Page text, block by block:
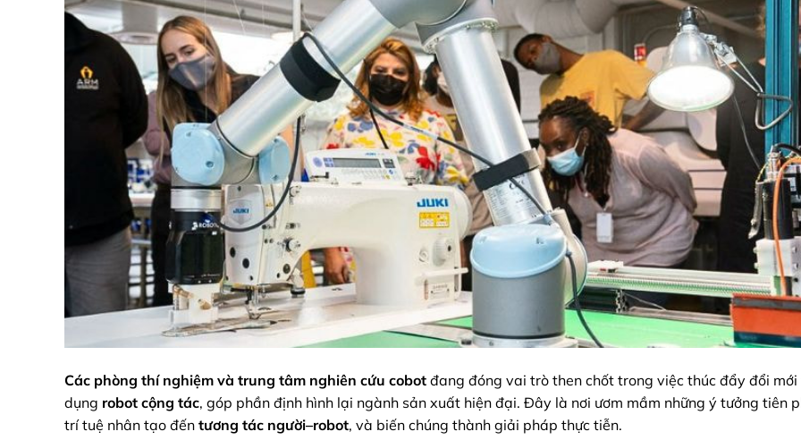
Các phòng thí nghiệm và trung tâm nghiên cứu cobot đang đóng vai trò then chốt trong việc thúc đẩy đổi mới
dụng robot cộng tác, góp phần định hình lại ngành sản xuất hiện đại. Đây là nơi ươm mầm những ý tưởng tiên
trí tuệ nhân tạo đến tương tác người–robot, và biến chúng thành giải pháp thực tiễn.